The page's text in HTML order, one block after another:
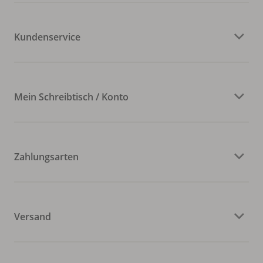
Kundenservice
Mein Schreibtisch / Konto
Zahlungsarten
Versand